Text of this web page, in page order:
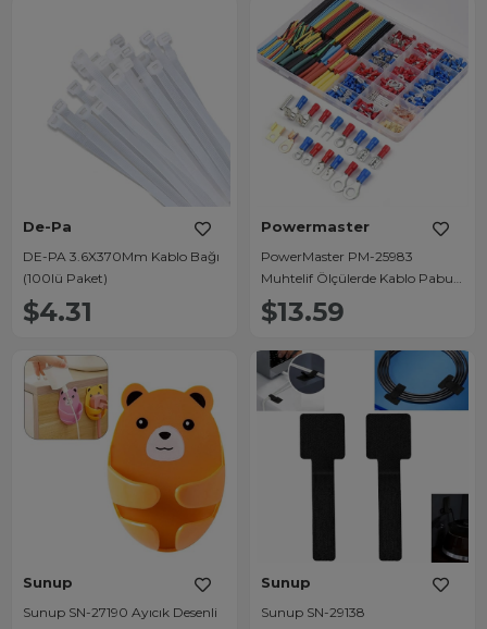
De-Pa
DE-PA 3.6X370Mm Kablo Bağı
(100lü Paket)
$4.31
Powermaster
PowerMaster PM-25983
Muhtelif Ölçülerde Kablo Pabuç
+ Daralan Makaron (678 Parça)
$13.59
Sunup
Sunup SN-27190 Ayıcık Desenli
Sunup
Sunup SN-29138